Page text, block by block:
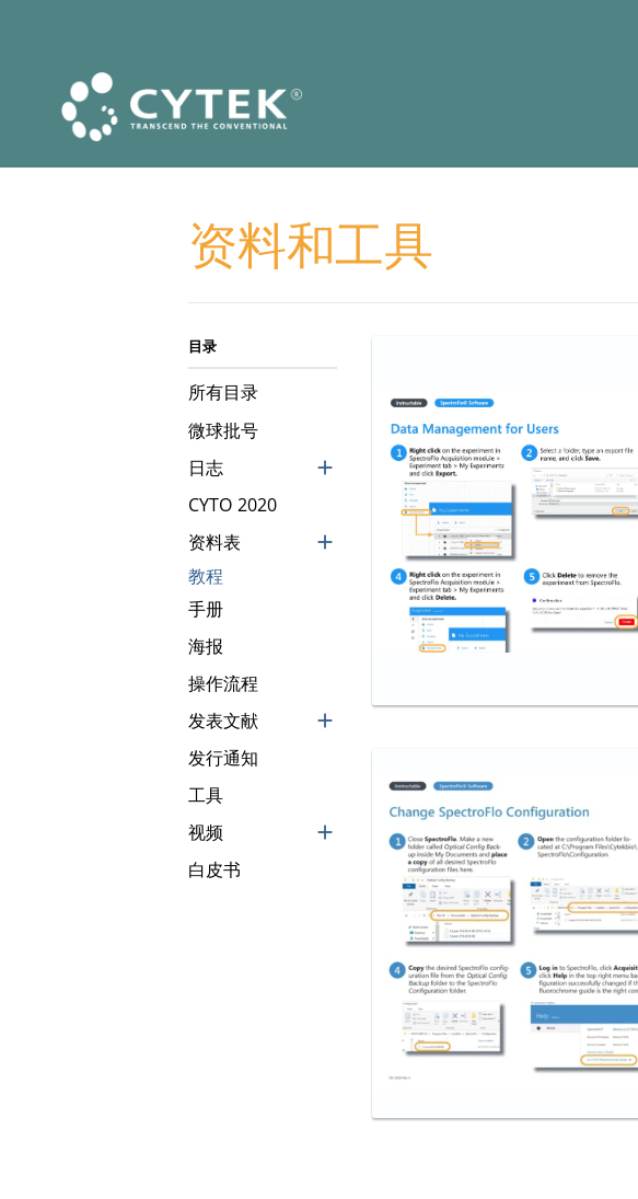
资料和工具
目录
所有目录
微球批号
日志
add
CYTO 2020
资料表
add
教程
手册
海报
操作流程
发表文献
add
发行通知
工具
视频
add
白皮书